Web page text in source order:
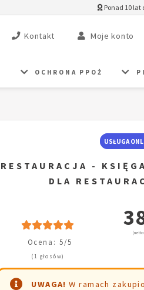
Ponad 10
Kontakt Moje konto
OCHRONA PPOŻ
USŁUGA
RESTAURACJA -
DLA
Ocena: 5/5
(1 głosów)
(netto:
UWAGA! W ramach